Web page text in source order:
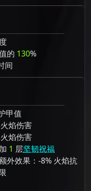
的 130%
间
甲值
焰伤害
焰伤害
1 层坚韧祝福
外效果：-8% 火焰抗